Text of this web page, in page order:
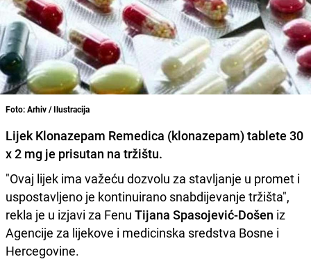
Foto: Arhiv / Ilustracija
Lijek Klonazepam Remedica (klonazepam) tablete 30
x 2 mg je prisutan na tržištu.
"Ovaj lijek ima važeću dozvolu za stavljanje u promet i
uspostavljeno je kontinuirano snabdijevanje tržišta",
rekla je u izjavi za Fenu Tijana Spasojević-Došen iz
Agencije za lijekove i medicinska sredstva Bosne i
Hercegovine.